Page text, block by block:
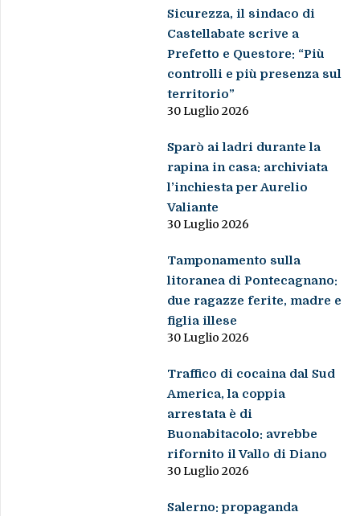
Sicurezza, il sindaco di
Castellabate scrive a
Prefetto e Questore: “Più
controlli e più presenza sul
territorio”
30 Luglio 2026
Sparò ai ladri durante la
rapina in casa: archiviata
l’inchiesta per Aurelio
Valiante
30 Luglio 2026
Tamponamento sulla
litoranea di Pontecagnano:
due ragazze ferite, madre e
figlia illese
30 Luglio 2026
Traffico di cocaina dal Sud
America, la coppia
arrestata è di
Buonabitacolo: avrebbe
rifornito il Vallo di Diano
30 Luglio 2026
Salerno: propaganda